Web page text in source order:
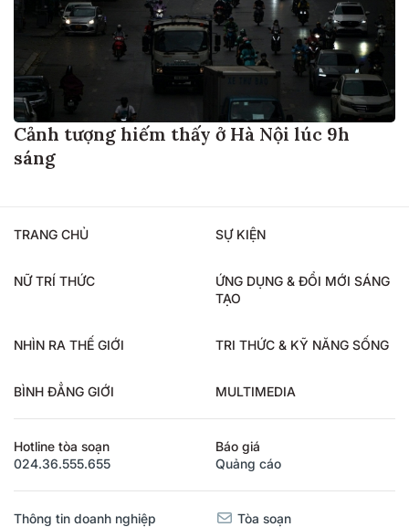
Cảnh tượng hiếm thấy ở Hà Nội lúc 9h
sáng
TRANG CHỦ SỰ KIỆN
NỮ TRÍ THỨC
ỨNG DỤNG & ĐỔI MỚI SÁNG
TẠO
NHÌN RA THẾ GIỚI TRI THỨC & KỸ NĂNG SỐNG
BÌNH ĐẲNG GIỚI MULTIMEDIA
Hotline tòa soạn
024.36.555.655
Báo giá
Quảng cáo
Thông tin doanh nghiệp Tòa soạn